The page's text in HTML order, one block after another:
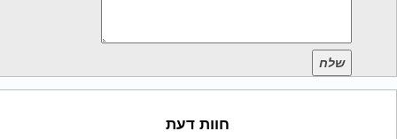
שלח
חוות דעת